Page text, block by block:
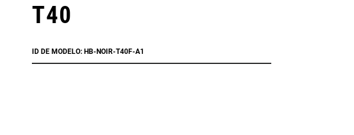
T40
ID DE MODELO: HB-NOIR-T40F-A1